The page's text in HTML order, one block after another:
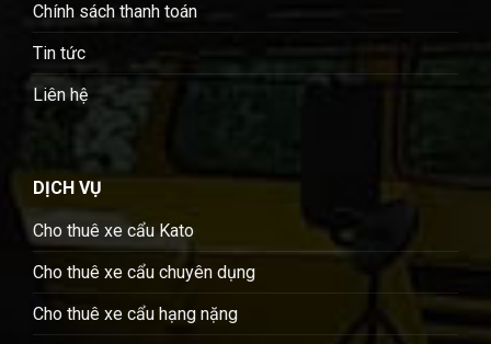
Chính sách thanh toán
Tin tức
Liên hệ
DỊCH VỤ
Cho thuê xe cẩu Kato
Cho thuê xe cẩu chuyên dụng
Cho thuê xe cẩu hạng nặng